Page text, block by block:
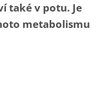
také v potu. Je
metabolismu